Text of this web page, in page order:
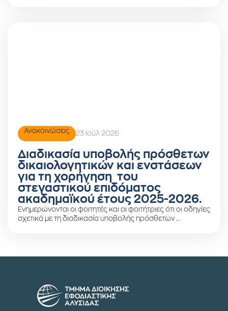
Ανακοινώσεις 23 Ιούλ 2026
Διαδικασία υποβολής πρόσθετων
δικαιολογητικών και ενστάσεων
για τη χορήγηση του
στεγαστικού επιδόματος
ακαδημαϊκού έτους 2025-2026.
Ενημερώνονται οι φοιτητές και οι φοιτήτριες ότι οι οδηγίες
σχετικά με τη διαδικασία υποβολής πρόσθετων …